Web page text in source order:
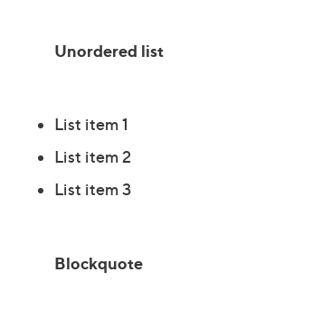
Unordered list
List item 1
List item 2
List item 3
Blockquote